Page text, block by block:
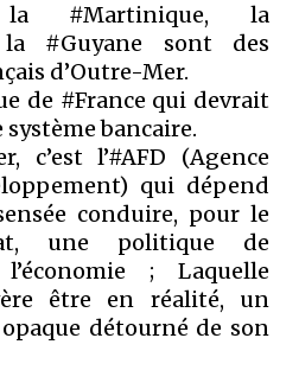
#Martinique, la
#Guyane sont des
d’Outre-Mer.
de #France qui devrait
bancaire.
c’est l’#AFD (Agence
qui dépend
conduire, pour le
une politique de
; Laquelle
être en réalité, un
détourné de son